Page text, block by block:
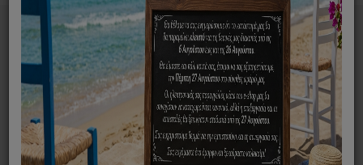
Home Συσκευές Μαγειρικής
Ραβδομπλέντερ
Μπωλ Από Ραβδομπλέντερ Braun 4191 500ml